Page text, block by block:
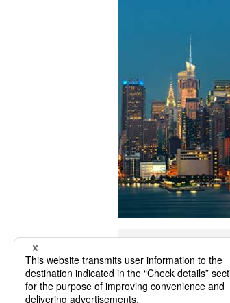
Se puede llegar a
principales